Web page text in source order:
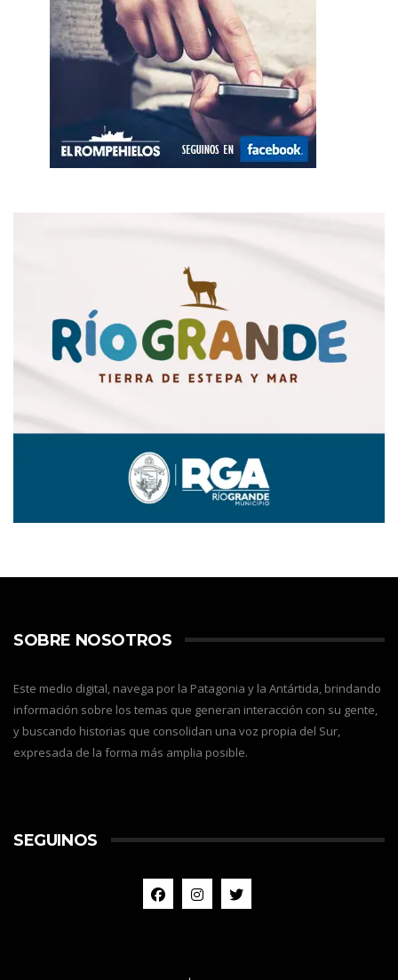
SOBRE NOSOTROS
Este medio digital, navega por la Patagonia y la Antártida, brindando
información sobre los temas que generan interacción con su gente,
y buscando historias que consolidan una voz propia del Sur,
expresada de la forma más amplia posible.
SEGUINOS